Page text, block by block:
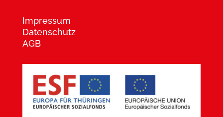
Impressum
Datenschutz
AGB